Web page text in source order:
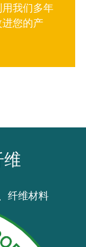
我们多年
您的产
维
纤维材料